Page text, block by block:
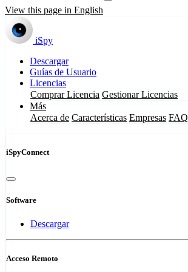
View this page in English
iSpy
Descargar
Guías de Usuario
Licencias
Comprar Licencia Gestionar Licencias
Más
Acerca de Características Empresas FAQ
iSpyConnect
Software
Descargar
Acceso Remoto